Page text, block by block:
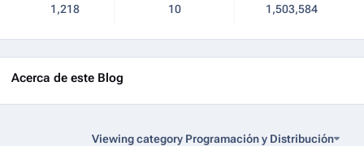
1,218
10
1,503,584
Acerca de este Blog
Viewing category Programación y Distribución